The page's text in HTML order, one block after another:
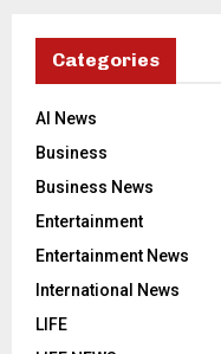
Categories
AI News
Business
Business News
Entertainment
Entertainment News
International News
LIFE